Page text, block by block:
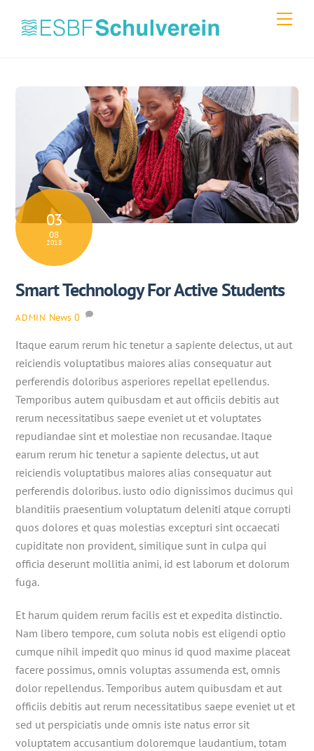
03
08
2018
Smart Technology For Active Students
ADMIN News 0
Itaque earum rerum hic tenetur a sapiente delectus, ut aut
reiciendis voluptatibus maiores alias consequatur aut
perferendis doloribus asperiores repellat epellendus.
Temporibus autem quibusdam et aut officiis debitis aut
rerum necessitatibus saepe eveniet ut et voluptates
repudiandae sint et molestiae non recusandae. Itaque
earum rerum hic tenetur a sapiente delectus, ut aut
reiciendis voluptatibus maiores alias consequatur aut
perferendis doloribus. iusto odio dignissimos ducimus qui
blanditiis praesentium voluptatum deleniti atque corrupti
quos dolores et quas molestias excepturi sint occaecati
cupiditate non provident, similique sunt in culpa qui
officia deserunt mollitia animi, id est laborum et dolorum
fuga.
Et harum quidem rerum facilis est et expedita distinctio.
Nam libero tempore, cum soluta nobis est eligendi optio
cumque nihil impedit quo minus id quod maxime placeat
facere possimus, omnis voluptas assumenda est, omnis
dolor repellendus. Temporibus autem quibusdam et aut
officiis debitis aut rerum necessitatibus saepe eveniet ut et
sed ut perspiciatis unde omnis iste natus error sit
voluptatem accusantium doloremque laudantium, totam